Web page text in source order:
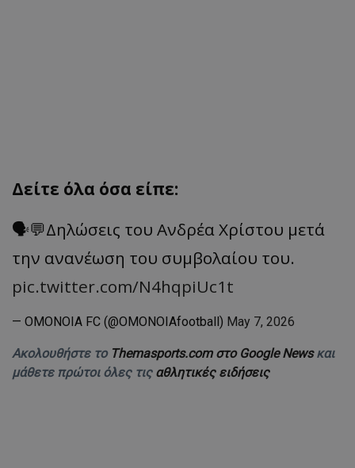
Δείτε όλα όσα είπε:
🗣️💬Δηλώσεις του Ανδρέα Χρίστου μετά
την ανανέωση του συμβολαίου του.
pic.twitter.com/N4hqpiUc1t
— OMONOIA FC (@OMONOIAfootball) May 7, 2026
Ακολουθήστε το Themasports.com στο Google Newsκαι
μάθετε πρώτοι όλες τις αθλητικές ειδήσεις